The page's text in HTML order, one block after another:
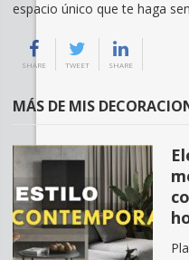
espacio único que te haga
SHARE TWEET SHARE
MÁS DE MIS